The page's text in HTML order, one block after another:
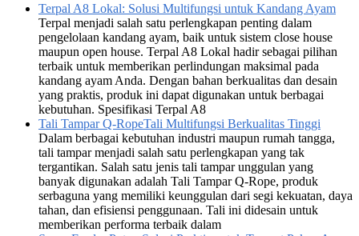
Terpal A8 Lokal: Solusi Multifungsi untuk Kandang Ayam
Terpal menjadi salah satu perlengkapan penting dalam
pengelolaan kandang ayam, baik untuk sistem close house
maupun open house. Terpal A8 Lokal hadir sebagai pilihan
terbaik untuk memberikan perlindungan maksimal pada
kandang ayam Anda. Dengan bahan berkualitas dan desain
yang praktis, produk ini dapat digunakan untuk berbagai
kebutuhan. Spesifikasi Terpal A8
Tali Tampar Q-RopeTali Multifungsi Berkualitas Tinggi
Dalam berbagai kebutuhan industri maupun rumah tangga,
tali tampar menjadi salah satu perlengkapan yang tak
tergantikan. Salah satu jenis tali tampar unggulan yang
banyak digunakan adalah Tali Tampar Q-Rope, produk
serbaguna yang memiliki keunggulan dari segi kekuatan, daya
tahan, dan efisiensi penggunaan. Tali ini didesain untuk
memberikan performa terbaik dalam